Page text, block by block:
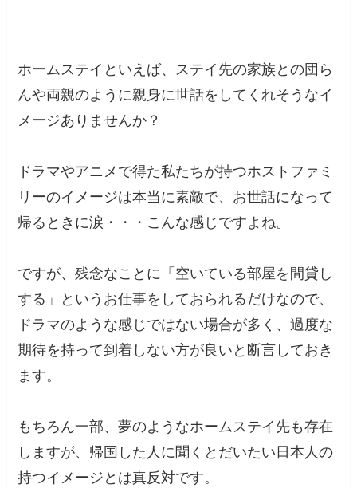
ホームステイといえば、ステイ先の家族との団ら
んや両親のように親身に世話をしてくれそうなイ
メージありませんか？
ドラマやアニメで得た私たちが持つホストファミ
リーのイメージは本当に素敵で、お世話になって
帰るときに涙・・・こんな感じですよね。
ですが、残念なことに「空いている部屋を間貸し
する」というお仕事をしておられるだけなので、
ドラマのような感じではない場合が多く、過度な
期待を持って到着しない方が良いと断言しておき
ます。
もちろん一部、夢のようなホームステイ先も存在
しますが、帰国した人に聞くとだいたい日本人の
持つイメージとは真反対です。